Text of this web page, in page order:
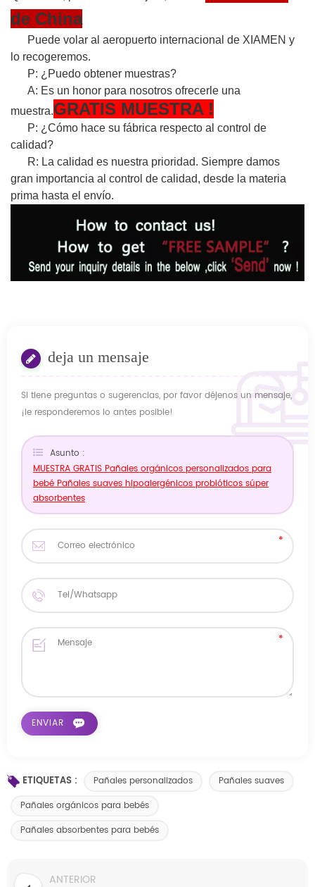
de China
Puede volar al aeropuerto internacional de XIAMEN y
lo recogeremos.
P: ¿Puedo obtener muestras?
A: Es un honor para nosotros ofrecerle una
muestra.GRATIS MUESTRA!
P: ¿Cómo hace su fábrica respecto al control de
calidad?
R: La calidad es nuestra prioridad. Siempre damos
gran importancia al control de calidad, desde la materia
prima hasta el envío.
deja un mensaje
Si tiene preguntas o sugerencias, por favor déjenos un mensaje,
¡le responderemos lo antes posible!
Asunto :
MUESTRA GRATIS Pañales orgánicos personalizados para
bebé Pañales suaves hipoalergénicos probióticos súper
absorbentes
ETIQUETAS : Pañales personalizados
Pañales suaves
Pañales orgánicos para bebés
Pañales absorbentes para bebés
ANTERIOR